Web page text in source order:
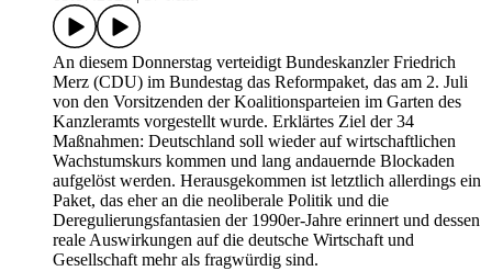
An diesem Donnerstag verteidigt Bundeskanzler Friedrich
Merz (CDU) im Bundestag das Reformpaket, das am 2. Juli
von den Vorsitzenden der Koalitionsparteien im Garten des
Kanzleramts vorgestellt wurde. Erklärtes Ziel der 34
Maßnahmen: Deutschland soll wieder auf wirtschaftlichen
Wachstumskurs kommen und lang andauernde Blockaden
aufgelöst werden. Herausgekommen ist letztlich allerdings ein
Paket, das eher an die neoliberale Politik und die
Deregulierungsfantasien der 1990er-Jahre erinnert und dessen
reale Auswirkungen auf die deutsche Wirtschaft und
Gesellschaft mehr als fragwürdig sind.